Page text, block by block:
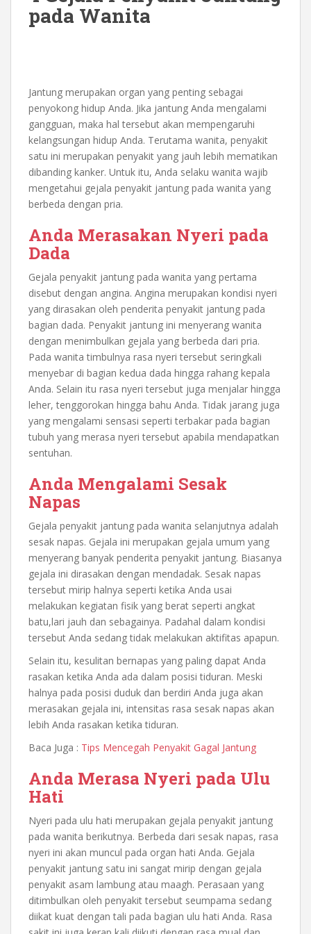
pada Wanita
Jantung merupakan organ yang penting sebagai
penyokong hidup Anda. Jika jantung Anda mengalami
gangguan, maka hal tersebut akan mempengaruhi
kelangsungan hidup Anda. Terutama wanita, penyakit
satu ini merupakan penyakit yang jauh lebih mematikan
dibanding kanker. Untuk itu, Anda selaku wanita wajib
mengetahui gejala penyakit jantung pada wanita yang
berbeda dengan pria.
Anda Merasakan Nyeri pada
Dada
Gejala penyakit jantung pada wanita yang pertama
disebut dengan angina. Angina merupakan kondisi nyeri
yang dirasakan oleh penderita penyakit jantung pada
bagian dada. Penyakit jantung ini menyerang wanita
dengan menimbulkan gejala yang berbeda dari pria.
Pada wanita timbulnya rasa nyeri tersebut seringkali
menyebar di bagian kedua dada hingga rahang kepala
Anda. Selain itu rasa nyeri tersebut juga menjalar hingga
leher, tenggorokan hingga bahu Anda. Tidak jarang juga
yang mengalami sensasi seperti terbakar pada bagian
tubuh yang merasa nyeri tersebut apabila mendapatkan
sentuhan.
Anda Mengalami Sesak
Napas
Gejala penyakit jantung pada wanita selanjutnya adalah
sesak napas. Gejala ini merupakan gejala umum yang
menyerang banyak penderita penyakit jantung. Biasanya
gejala ini dirasakan dengan mendadak. Sesak napas
tersebut mirip halnya seperti ketika Anda usai
melakukan kegiatan fisik yang berat seperti angkat
batu,lari jauh dan sebagainya. Padahal dalam kondisi
tersebut Anda sedang tidak melakukan aktifitas apapun.
Selain itu, kesulitan bernapas yang paling dapat Anda
rasakan ketika Anda ada dalam posisi tiduran. Meski
halnya pada posisi duduk dan berdiri Anda juga akan
merasakan gejala ini, intensitas rasa sesak napas akan
lebih Anda rasakan ketika tiduran.
Baca Juga : Tips Mencegah Penyakit Gagal Jantung
Anda Merasa Nyeri pada Ulu
Hati
Nyeri pada ulu hati merupakan gejala penyakit jantung
pada wanita berikutnya. Berbeda dari sesak napas, rasa
nyeri ini akan muncul pada organ hati Anda. Gejala
penyakit jantung satu ini sangat mirip dengan gejala
penyakit asam lambung atau maagh. Perasaan yang
ditimbulkan oleh penyakit tersebut seumpama sedang
diikat kuat dengan tali pada bagian ulu hati Anda. Rasa